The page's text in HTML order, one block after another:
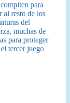
para
al resto de los
del
muchas de
para proteger
tercer juego